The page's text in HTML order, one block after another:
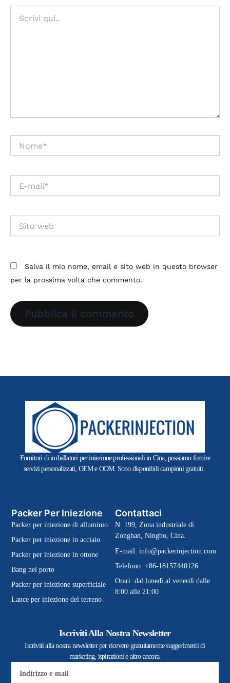
qui..
mail*
web
Salva il mio nome, email e sito web in questo browser
per la prossima volta che commento.
Fornitori di imballatori per iniezione professionali in Cina, possiamo fornire
servizi personalizzati, OEM e ODM. Sono disponibili campioni gratuiti.
Packer Per Iniezione
Packer per iniezione di alluminio
Packer per iniezione in acciaio
Packer per iniezione in ottone
Bang nel porto
Packer per iniezione superficiale
Lance per iniezione del terreno
Contattaci
N. 199, Zona industriale di
Zonghan, Ningbo, Cina.
E-mail: info@packerinjection.com
Telefono: +86-18157440126
Orari: dal lunedì al venerdì dalle
8:00 alle 21:00
Iscriviti Alla Nostra Newsletter
Iscriviti alla nostra newsletter per ricevere gratuitamente suggerimenti di
marketing, ispirazioni e altro ancora.
mail